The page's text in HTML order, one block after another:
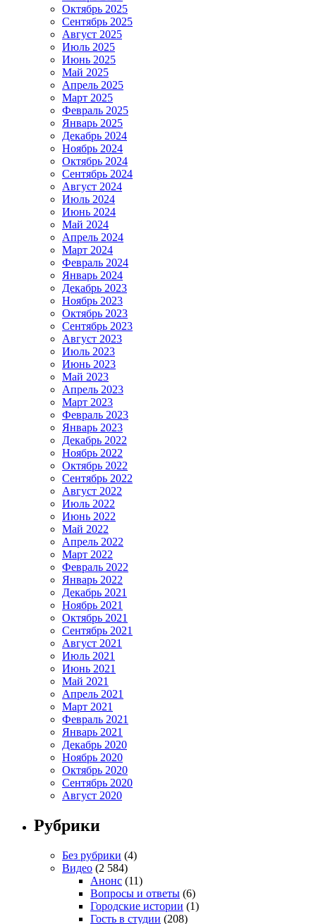
Октябрь 2025
Сентябрь 2025
Август 2025
Июль 2025
Июнь 2025
Май 2025
Апрель 2025
Март 2025
Февраль 2025
Январь 2025
Декабрь 2024
Ноябрь 2024
Октябрь 2024
Сентябрь 2024
Август 2024
Июль 2024
Июнь 2024
Май 2024
Апрель 2024
Март 2024
Февраль 2024
Январь 2024
Декабрь 2023
Ноябрь 2023
Октябрь 2023
Сентябрь 2023
Август 2023
Июль 2023
Июнь 2023
Май 2023
Апрель 2023
Март 2023
Февраль 2023
Январь 2023
Декабрь 2022
Ноябрь 2022
Октябрь 2022
Сентябрь 2022
Август 2022
Июль 2022
Июнь 2022
Май 2022
Апрель 2022
Март 2022
Февраль 2022
Январь 2022
Декабрь 2021
Ноябрь 2021
Октябрь 2021
Сентябрь 2021
Август 2021
Июль 2021
Июнь 2021
Май 2021
Апрель 2021
Март 2021
Февраль 2021
Январь 2021
Декабрь 2020
Ноябрь 2020
Октябрь 2020
Сентябрь 2020
Август 2020
Рубрики
Без рубрики (4)
Видео (2 584)
Анонс (11)
Вопросы и ответы (6)
Городские истории (1)
Гость в студии (208)